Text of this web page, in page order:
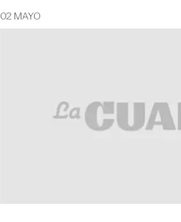
02 MAYO